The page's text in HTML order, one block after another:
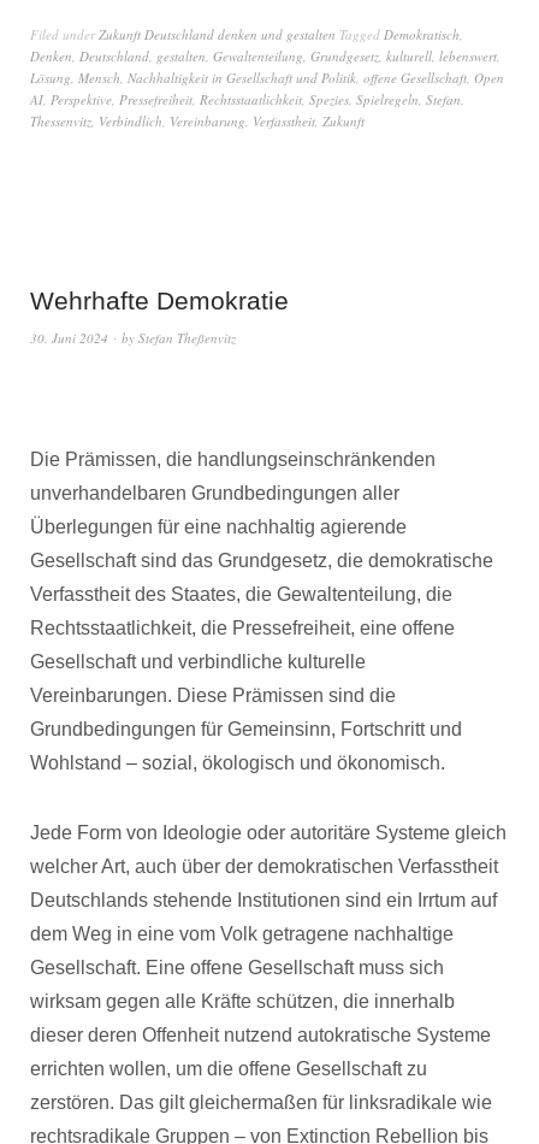
Filed underZukunft Deutschland denken und gestalten Tagged Demokratisch,
Denken, Deutschland, gestalten, Gewaltenteilung, Grundgesetz, kulturell, lebenswert,
Lösung, Mensch, Nachhaltigkeit in Gesellschaft und Politik, offene Gesellschaft, Open
AI, Perspektive, Pressefreiheit, Rechtsstaatlichkeit, Spezies, Spielregeln, Stefan,
Thessenvitz, Verbindlich, Vereinbarung, Verfasstheit, Zukunft
Wehrhafte Demokratie
30. Juni 2024 by Stefan Theßenvitz
Die Prämissen, die handlungseinschränkenden
unverhandelbaren Grundbedingungen aller
Überlegungen für eine nachhaltig agierende
Gesellschaft sind das Grundgesetz, die demokratische
Verfasstheit des Staates, die Gewaltenteilung, die
Rechtsstaatlichkeit, die Pressefreiheit, eine offene
Gesellschaft und verbindliche kulturelle
Vereinbarungen. Diese Prämissen sind die
Grundbedingungen für Gemeinsinn, Fortschritt und
Wohlstand – sozial, ökologisch und ökonomisch.
Jede Form von Ideologie oder autoritäre Systeme gleich
welcher Art, auch über der demokratischen Verfasstheit
Deutschlands stehende Institutionen sind ein Irrtum auf
dem Weg in eine vom Volk getragene nachhaltige
Gesellschaft. Eine offene Gesellschaft muss sich
wirksam gegen alle Kräfte schützen, die innerhalb
dieser deren Offenheit nutzend autokratische Systeme
errichten wollen, um die offene Gesellschaft zu
zerstören. Das gilt gleichermaßen für linksradikale wie
rechtsradikale Gruppen – von Extinction Rebellion bis